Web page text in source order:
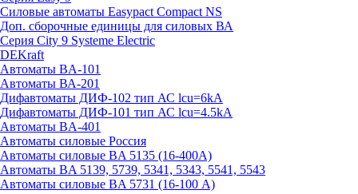
Силовые автоматы Easypact Compact NS
Доп. сборочные единицы для силовых ВА
Серия City 9 Systeme Electric
DEKraft
Автоматы BA-101
Автоматы ВА-201
Дифавтоматы ДИФ-102 тип АС lcu=6kA
Дифавтоматы ДИФ-101 тип АС lcu=4.5kA
Автоматы BA-401
Автоматы силовые Россия
Автоматы силовые BA 5135 (16-400А)
Автоматы BA 5139, 5739, 5341, 5343, 5541, 5543
Автоматы силовые BA 5731 (16-100 А)